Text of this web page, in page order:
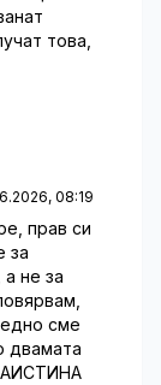
това,
08:19
прав си
за
а не за
сме
двамата